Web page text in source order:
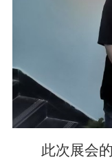
此次展会的